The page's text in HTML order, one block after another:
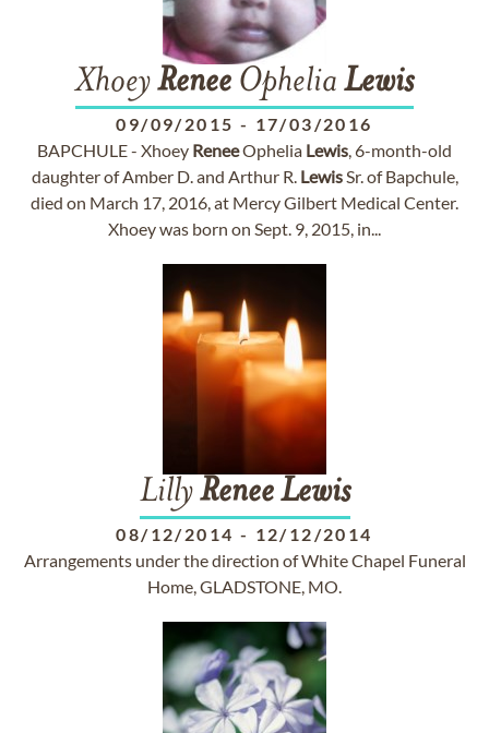
XhoeyRenee Ophelia Lewis
09/09/2015 - 17/03/2016
BAPCHULE - Xhoey ReneeOphelia Lewis, 6-month-old
daughter of Amber D. and Arthur R. LewisSr. of Bapchule,
died on March 17, 2016, at Mercy Gilbert Medical Center.
Xhoey was born on Sept. 9, 2015, in...
LillyRenee Lewis
08/12/2014 - 12/12/2014
Arrangements under the direction of White Chapel Funeral
Home, GLADSTONE, MO.